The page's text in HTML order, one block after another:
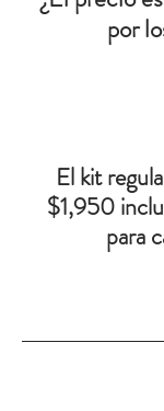
por
El kit
$1,950
para